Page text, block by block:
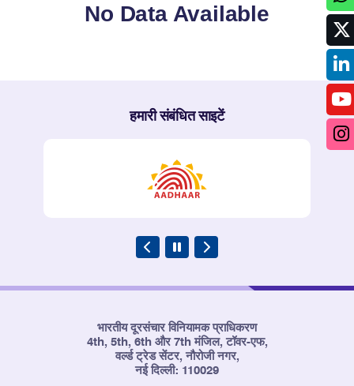
No Data Available
हमारी संबंधित साइटें
भारतीय दूरसंचार विनियामक प्राधिकरण
4th, 5th, 6th और 7th मंजिल, टॉवर-एफ,
वर्ल्ड ट्रेड सेंटर, नौरोजी नगर,
नई दिल्ली: 110029